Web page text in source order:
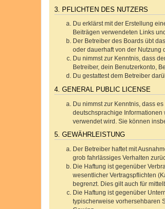
3. PFLICHTEN DES NUTZERS
Du erklärst mit der Erstellung
Beiträgen verwendeten Links
Der Betreiber des Boards übt
oder dauerhaft von der Nutzung
Du nimmst zur Kenntnis, dass
Betreiber, dein Benutzerkonto,
Du gestattest dem Betreiber
4. GENERAL PUBLIC LICENSE
Du nimmst zur Kenntnis, dass es
deutschsprachige
verwendet wird. Sie können
5. GEWÄHRLEISTUNG
Der Betreiber haftet mit
grob fahrlässiges Verhalten
Die Haftung ist gegenüber
wesentlicher Vertragspflichten
begrenzt. Dies gilt auch für
Die Haftung ist gegenüber
typischerweise vorhersehbaren